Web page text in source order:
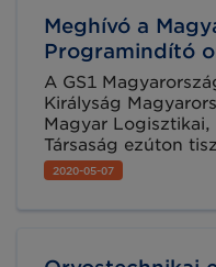
Meghívó a
Programindító
A GS1
Királyság
Magyar Logisztikai,
Társaság ezúton
Magyar Lean &
workshopjára,
2020-05-07